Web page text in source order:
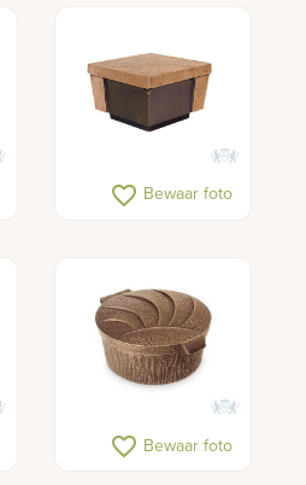
favorite_border Bewaar foto
favorite_border Bewaar foto